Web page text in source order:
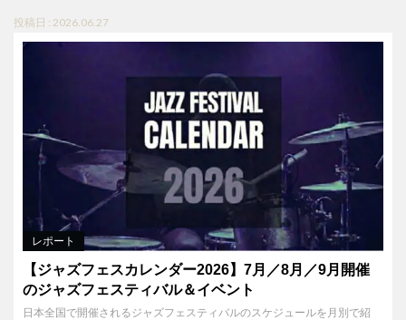
投稿日 : 2026.06.27
レポート
【ジャズフェスカレンダー2026】7月／8月／9月開催
のジャズフェスティバル＆イベント
日本全国で開催されるジャズフェスティバルのスケジュールを月別で紹